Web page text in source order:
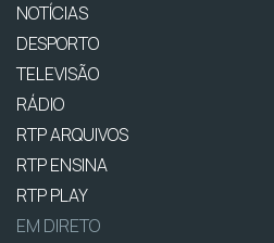
NOTÍCIAS
DESPORTO
TELEVISÃO
RÁDIO
RTP ARQUIVOS
RTP ENSINA
RTP PLAY
EM DIRETO